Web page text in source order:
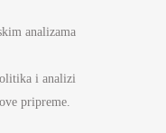
analizama
i analizi
pripreme.